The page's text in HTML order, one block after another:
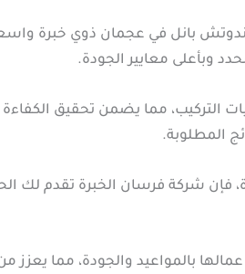
بانل في عجمان ذوي خبرة واسعة
وبأعلى معايير الجودة.
التركيب، مما يضمن تحقيق
المطلوبة.
فإن شركة فرسان الخبرة تقدم لك
بالمواعيد والجودة، مما يعزز